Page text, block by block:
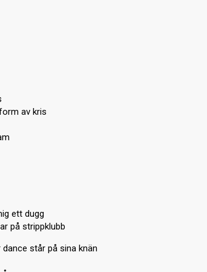
av kris
ett dugg
på strippklubb
står på sina knän